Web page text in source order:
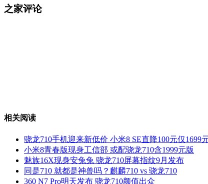
之家评论
相关阅读
骁龙710手机迎来新低价 小米8 SE直降100元仅1699
小米8青春版现身工信部 或配骁龙710含1999元版
魅族16X现身安兔兔 骁龙710屏幕指纹9月发布
同是710 就都是神兽吗？麒麟710 vs 骁龙710
360 N7 Pro明天发布 骁龙710颜值出众